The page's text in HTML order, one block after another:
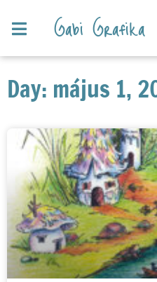
Gabi Grafika
Day: május 1,